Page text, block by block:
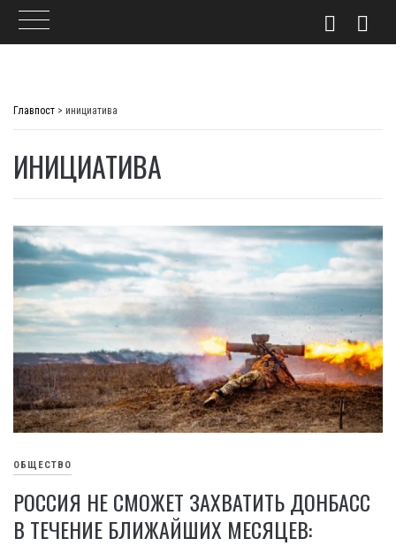
Главпост > инициатива
ИНИЦИАТИВА
ОБЩЕСТВО
РОССИЯ НЕ СМОЖЕТ ЗАХВАТИТЬ ДОНБАСС
В ТЕЧЕНИЕ БЛИЖАЙШИХ МЕСЯЦЕВ: